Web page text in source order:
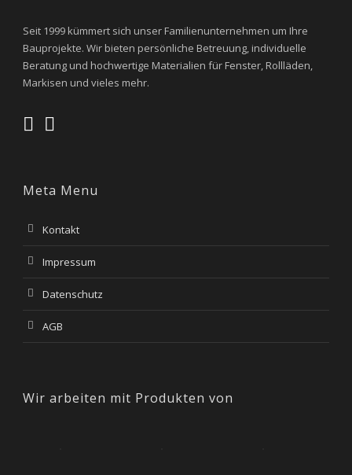
Seit 1999 kümmert sich unser Familienunternehmen um Ihre
Bauprojekte. Wir bieten persönliche Betreuung, individuelle
Beratung und hochwertige Materialien für Fenster, Rollläden,
Markisen und vieles mehr.
Meta Menu
Kontakt
Impressum
Datenschutz
AGB
Wir arbeiten mit Produkten von